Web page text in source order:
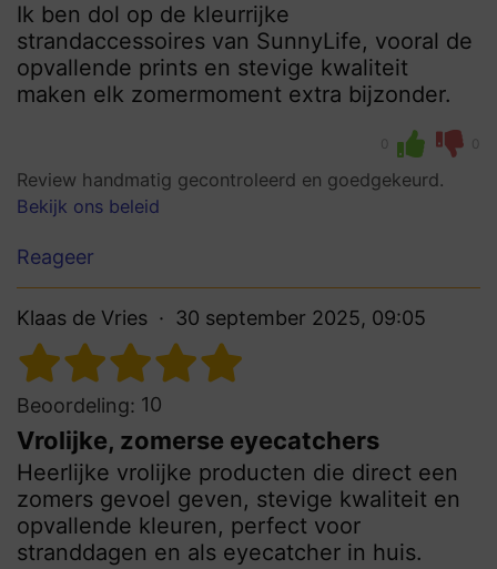
Ik ben dol op de kleurrijke
strandaccessoires van SunnyLife, vooral de
opvallende prints en stevige kwaliteit
maken elk zomermoment extra bijzonder.
0 0
Review handmatig gecontroleerd en goedgekeurd.
Bekijk ons beleid
Reageer
Klaas de Vries 30 september 2025, 09:05
Beoordeling: 10
Vrolijke, zomerse eyecatchers
Heerlijke vrolijke producten die direct een
zomers gevoel geven, stevige kwaliteit en
opvallende kleuren, perfect voor
stranddagen en als eyecatcher in huis.